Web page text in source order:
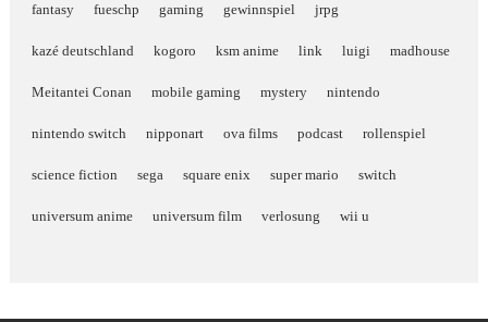
fantasy fueschp gaming gewinnspiel jrpg
kazé deutschland kogoro ksm anime link luigi madhouse
Meitantei Conan mobile gaming mystery nintendo
nintendo switch nipponart ova films podcast rollenspiel
science fiction sega square enix super mario switch
universum anime universum film verlosung wii u